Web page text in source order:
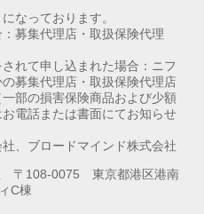
なっております。
募集代理店・取扱保険代理
れて申し込まれた場合：ニフ
募集代理店・取扱保険代理店
部の損害保険商品および少額
電話または書面にてお知らせ
、ブロードマインド株式会社
〒108-0075 東京都港区港南
C棟